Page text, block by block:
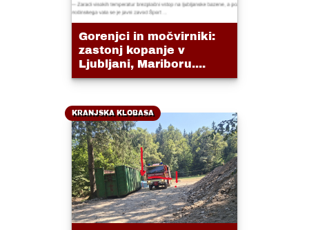
Gorenjci in močvirniki:
zastonj kopanje v
Ljubljani, Mariboru....
KRANJSKA KLOBASA